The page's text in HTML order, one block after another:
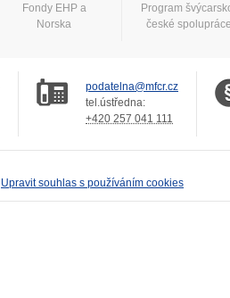
Fondy EHP a
Norska
Program
české
podatelna@mfcr.cz
tel.ústředna:
+420 257 041 111
Upravit souhlas s používáním cookies